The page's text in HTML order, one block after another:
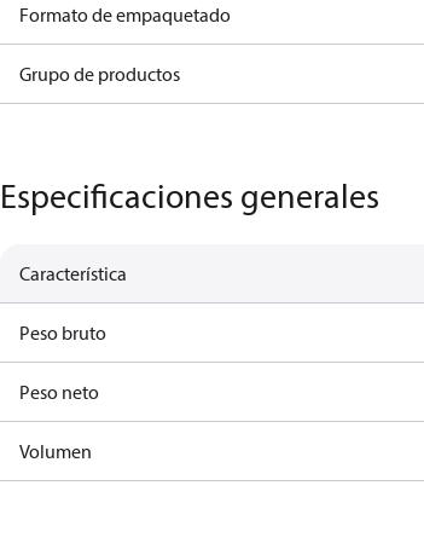
Formato de empaquetado
Grupo de productos
Especificaciones generales
Característica
Peso bruto
Peso neto
Volumen